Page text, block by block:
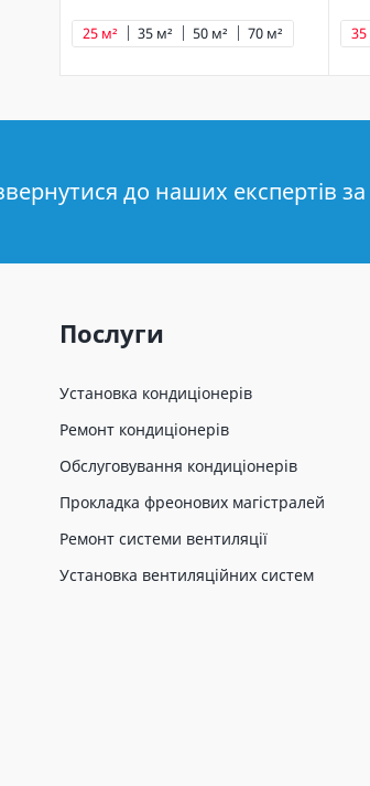
25 м² 35 м² 50 м² 70 м² 35
до наших експертів
Послуги
Установка кондиціонерів
Ремонт кондиціонерів
Обслуговування кондиціонерів
Прокладка фреонових магістралей
Ремонт системи вентиляції
Установка вентиляційних систем